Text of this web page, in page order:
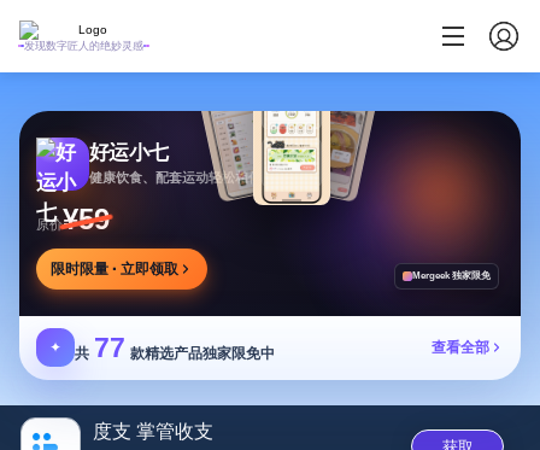
发现数字匠人的绝妙灵感
好运小七
健康饮食、配套运动轻松相伴
原价¥59
限时限量 · 立即领取 Mergeek 独家限免
✦ 共 77 款精选产品独家限免中 查看全部
度支 掌管收支